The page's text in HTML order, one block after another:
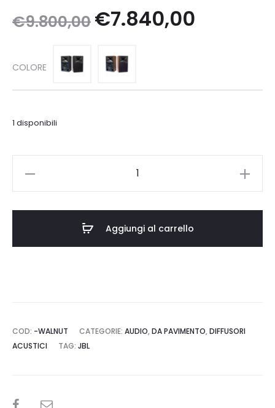
€9.800,00 Il
originale
€7.840,00
COLORE
1 disponibili
Aggiungi al carrello
COD: -WALNUT CATEGORIE: AUDIO, DA PAVIMENTO, DIFFUSORI
ACUSTICI
TAG: JBL
SHARE